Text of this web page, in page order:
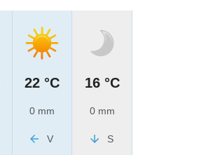
22 °C
0 mm
V
16 °C
0 mm
S